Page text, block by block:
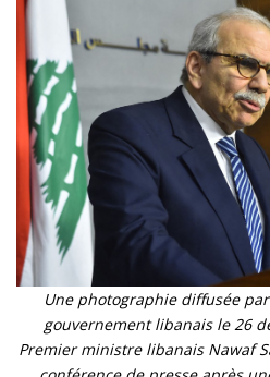
Une photographie diffusée
gouvernement libanais le 26
Premier ministre libanais Nawaf